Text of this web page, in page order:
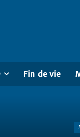
Fin de vie